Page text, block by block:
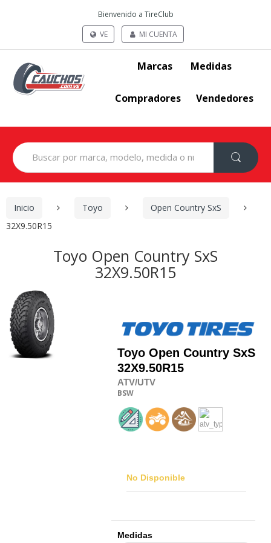
Bienvenido a TireClub
VE
MI CUENTA
Marcas Medidas
Compradores Vendedores
Search
for:
Inicio Toyo
Open Country SxS
32X9.50R15
Toyo Open Country SxS
32X9.50R15
Toyo Open Country SxS
32X9.50R15
ATV/UTV
BSW
No Disponible
Medidas